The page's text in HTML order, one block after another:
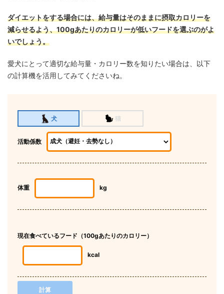
ダイエットをする場合には、給与量はそのままに摂取カロリーを
減らせるよう、100gあたりのカロリーが低いフードを選ぶのがよ
いでしょう。
愛犬にとって適切な給与量・カロリー数を知りたい場合は、以下
の計算機を活用してみてくださいね。
犬 猫
活動係数
体重 kg
現在食べているフード（100gあたりのカロリー）
kcal
計算